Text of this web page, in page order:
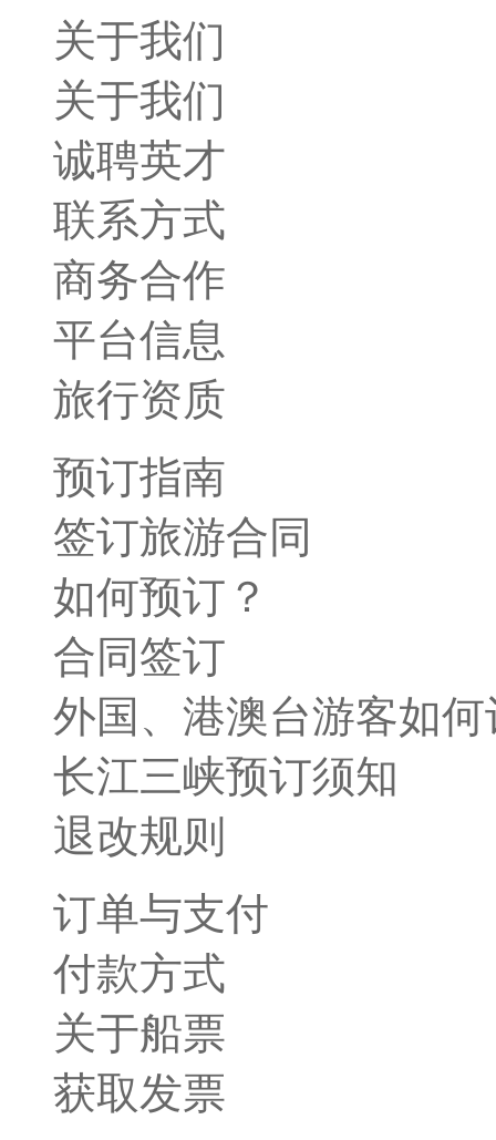
关于我们
关于我们
诚聘英才
联系方式
商务合作
平台信息
旅行资质
预订指南
签订旅游合同
如何预订？
合同签订
外国、港澳台游客如何
长江三峡预订须知
退改规则
订单与支付
付款方式
关于船票
获取发票